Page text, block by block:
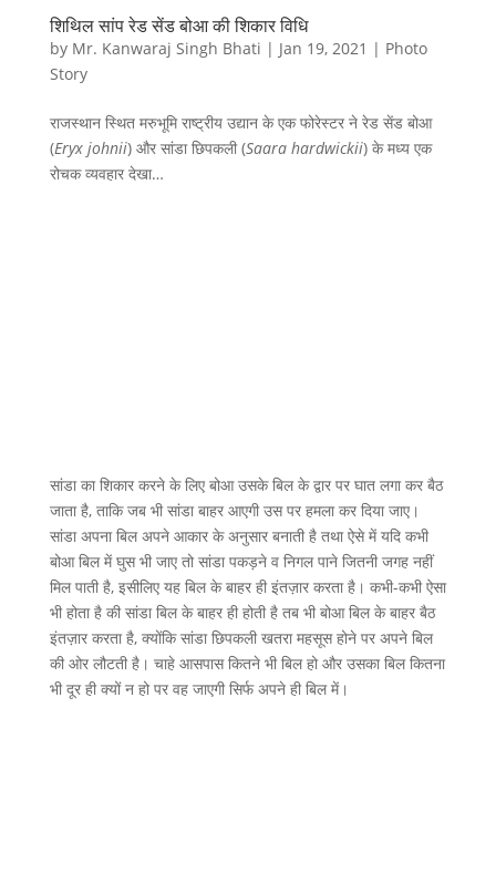
शिथिल सांप रेड सेंड बोआ की शिकार विधि
by Mr. Kanwaraj Singh Bhati | Jan 19, 2021 | Photo
Story
राजस्थान स्थित मरुभूमि राष्ट्रीय उद्यान के एक फोरेस्टर ने रेड सेंड बोआ
(Eryx johnii) और सांडा छिपकली (Saara hardwickii) के मध्य एक
रोचक व्यवहार देखा…
सांडा का शिकार करने के लिए बोआ उसके बिल के द्वार पर घात लगा कर बैठ
जाता है, ताकि जब भी सांडा बाहर आएगी उस पर हमला कर दिया जाए।
सांडा अपना बिल अपने आकार के अनुसार बनाती है तथा ऐसे में यदि कभी
बोआ बिल में घुस भी जाए तो सांडा पकड़ने व निगल पाने जितनी जगह नहीं
मिल पाती है, इसीलिए यह बिल के बाहर ही इंतज़ार करता है। कभी-कभी ऐसा
भी होता है की सांडा बिल के बाहर ही होती है तब भी बोआ बिल के बाहर बैठ
इंतज़ार करता है, क्योंकि सांडा छिपकली खतरा महसूस होने पर अपने बिल
की ओर लौटती है। चाहे आसपास कितने भी बिल हो और उसका बिल कितना
भी दूर ही क्यों न हो पर वह जाएगी सिर्फ अपने ही बिल में।